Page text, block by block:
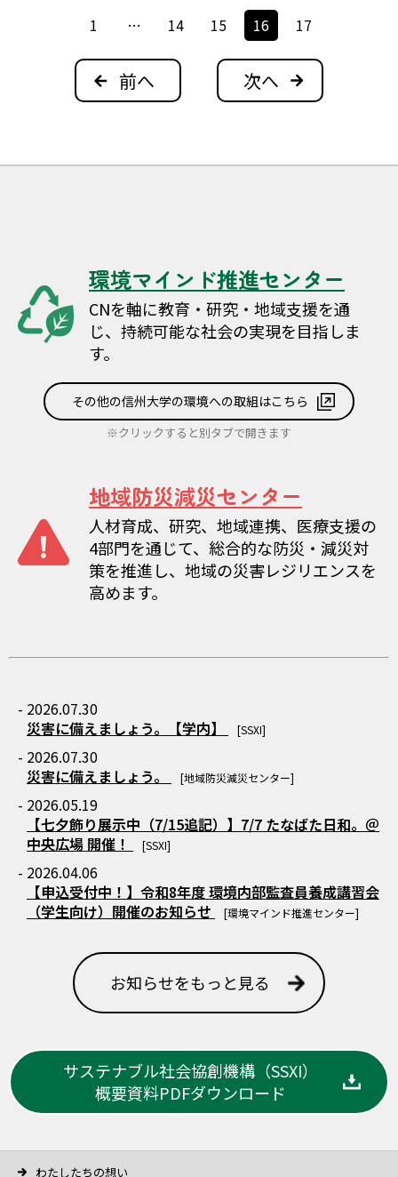
1 … 14 15 16 17
前へ 次へ
環境マインド推進センター
CNを軸に教育・研究・地域支援を通
じ、持続可能な社会の実現を目指しま
す。
その他の信州大学の環境への取組はこちら
※クリックすると別タブで開きます
地域防災減災センター
人材育成、研究、地域連携、医療支援の
4部門を通じて、総合的な防災・減災対
策を推進し、地域の災害レジリエンスを
高めます。
- 2026.07.30
災害に備えましょう。【学内】
[SSXI]
- 2026.07.30
災害に備えましょう。
[地域防災減災センター]
- 2026.05.19
【七夕飾り展示中（7/15追記）】7/7 たなばた日和。＠
中央広場 開催！
[SSXI]
- 2026.04.06
【申込受付中！】令和8年度 環境内部監査員養成講習会
（学生向け）開催のお知らせ
[環境マインド推進センター]
お知らせをもっと見る
サステナブル社会協創機構（SSXI）
概要資料PDFダウンロード
わたしたちの想い